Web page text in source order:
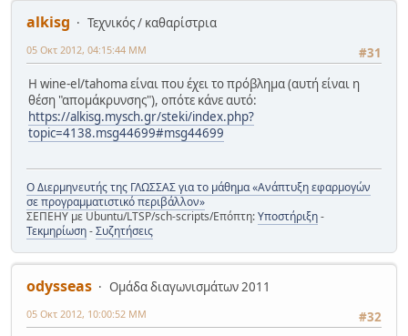
alkisg
Τεχνικός / καθαρίστρια
#31
05 Οκτ 2012, 04:15:44 ΜΜ
Η wine-el/tahoma είναι που έχει το πρόβλημα (αυτή είναι η
θέση "απομάκρυνσης"), οπότε κάνε αυτό:
https://alkisg.mysch.gr/steki/index.php?
topic=4138.msg44699#msg44699
Ο Διερμηνευτής της ΓΛΩΣΣΑΣ για το μάθημα «Ανάπτυξη εφαρμογών
σε προγραμματιστικό περιβάλλον»
ΣΕΠΕΗΥ με Ubuntu/LTSP/sch-scripts/Επόπτη:Υποστήριξη-
Τεκμηρίωση-Συζητήσεις
odysseas
Ομάδα διαγωνισμάτων 2011
#32
05 Οκτ 2012, 10:00:52 ΜΜ